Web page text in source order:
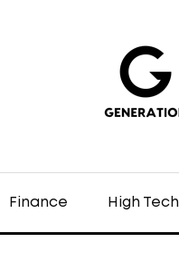
Finance High Tech